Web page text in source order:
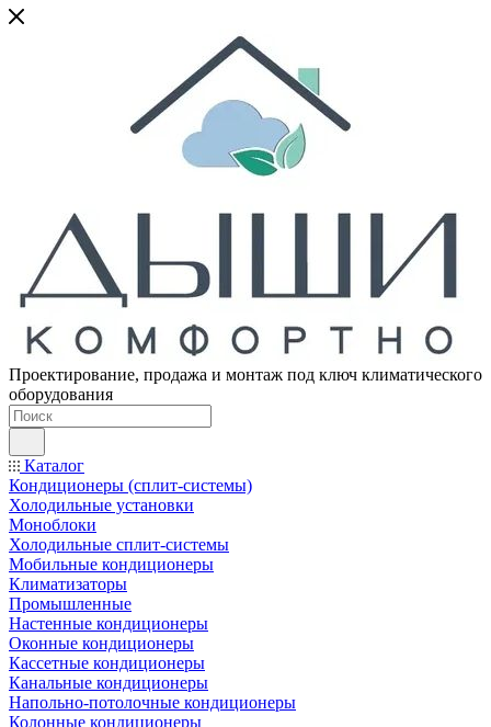
Проектирование, продажа и монтаж под ключ климатического
оборудования
Каталог
Кондиционеры (сплит-системы)
Холодильные установки
Моноблоки
Холодильные сплит-системы
Мобильные кондиционеры
Климатизаторы
Промышленные
Настенные кондиционеры
Оконные кондиционеры
Кассетные кондиционеры
Канальные кондиционеры
Напольно-потолочные кондиционеры
Колонные кондиционеры